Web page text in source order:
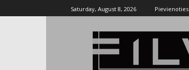
Saturday, August 8, 2026 Pievienoties